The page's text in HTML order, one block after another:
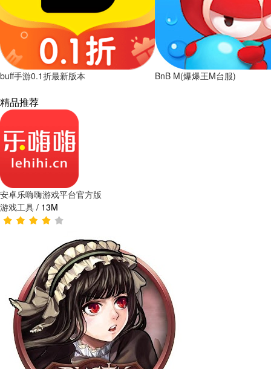
buff手游0.1折最新版本 BnB M(爆爆王M台服)
精品推荐
安卓乐嗨嗨游戏平台官方版
游戏工具 / 13M